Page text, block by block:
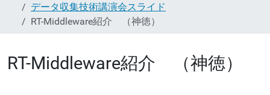
データ収集技術講演会スライド
RT-Middleware紹介 （神徳）
RT-Middleware紹介 （神徳）